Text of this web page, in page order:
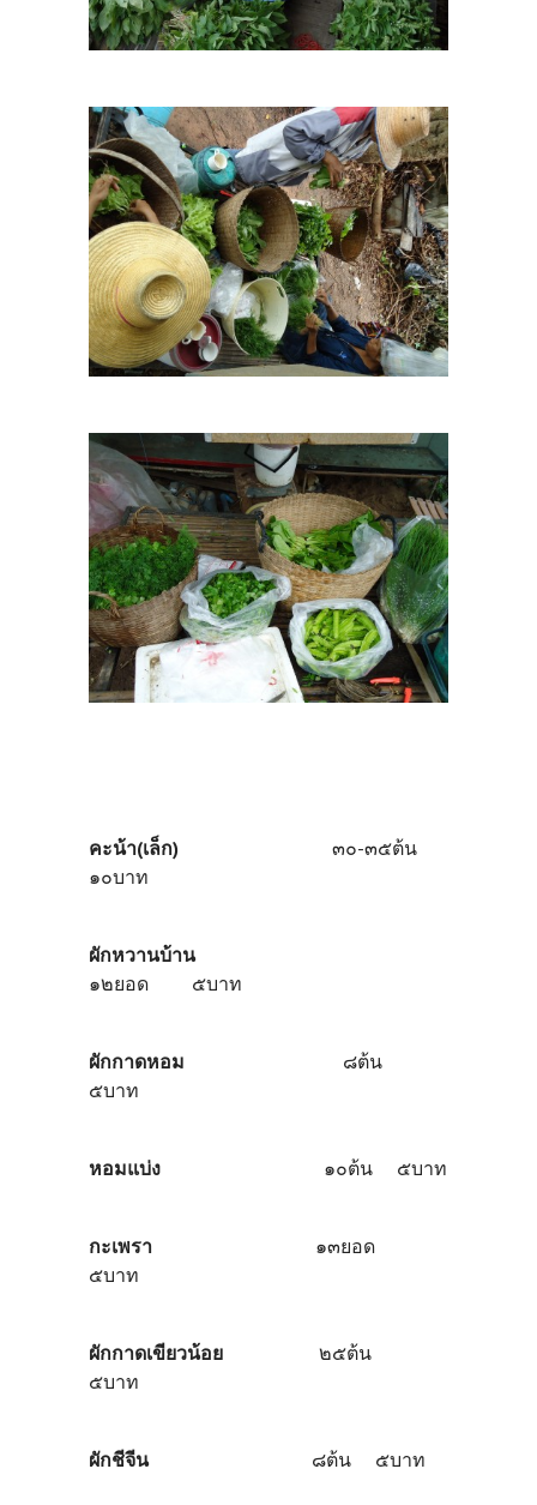
คะน้า(เล็ก) ๓๐-๓๕ต้น
๑๐บาท
ผักหวานบ้าน
๑๒ยอด ๕บาท
ผักกาดหอม ๘ต้น
๕บาท
หอมแบ่ง ๑๐ต้น ๕บาท
กะเพรา
๑๓ยอด
๕บาท
ผักกาดเขียวน้อย ๒๕ต้น
๕บาท
ผักชีจีน๘ต้น ๕บาท